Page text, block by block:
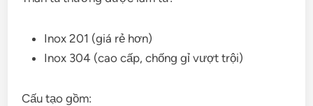
Inox 201 (giá rẻ hơn)
Inox 304 (cao cấp, chống gỉ vượt trội)
Cấu tạo gồm: